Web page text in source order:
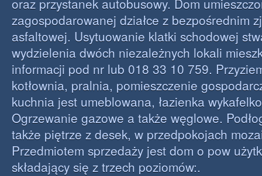
oraz przystanek autobusowy. Dom
zagospodarowanej działce z bezpośrednim
asfaltowej. Usytuowanie klatki schodowej
wydzielenia dwóch niezależnych lokali
informacji pod nr lub 018 33 10 759.
kotłownia, pralnia, pomieszczenie
kuchnia jest umeblowana, łazienka
Ogrzewanie gazowe a także węglowe.
także piętrze z desek, w przedpokojach
Przedmiotem sprzedaży jest dom o pow
składający się z trzech poziomów:.